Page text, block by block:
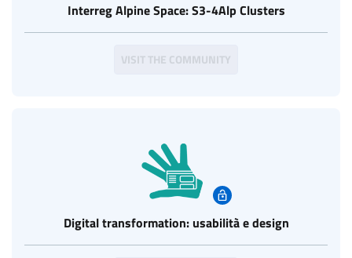
Interreg Alpine Space: S3-4Alp Clusters
VISIT THE COMMUNITY
Digital transformation: usabilità e design